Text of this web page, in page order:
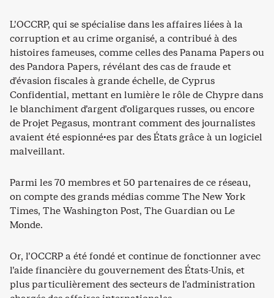
L’OCCRP, qui se spécialise dans les affaires liées à la
corruption et au crime organisé, a contribué à des
histoires fameuses, comme celles des Panama Papers ou
des Pandora Papers, révélant des cas de fraude et
d’évasion fiscales à grande échelle, de Cyprus
Confidential, mettant en lumière le rôle de Chypre dans
le blanchiment d’argent d’oligarques russes, ou encore
de Projet Pegasus, montrant comment des journalistes
avaient été espionné·es par des États grâce à un logiciel
malveillant.
Parmi les 70 membres et 50 partenaires de ce réseau,
on compte des grands médias comme The New York
Times, The Washington Post, The Guardian ou Le
Monde.
Or, l’OCCRP a été fondé et continue de fonctionner avec
l’aide financière du gouvernement des États-Unis, et
plus particulièrement des secteurs de l’administration